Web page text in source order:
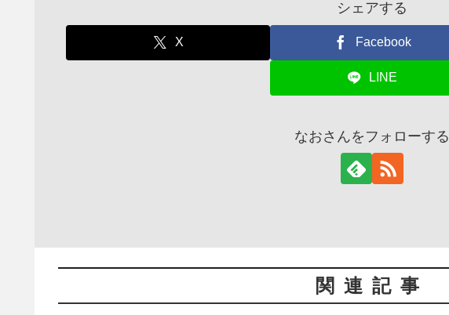
シェアする
X Facebook
LINE
なおさんをフォローする
関連記事